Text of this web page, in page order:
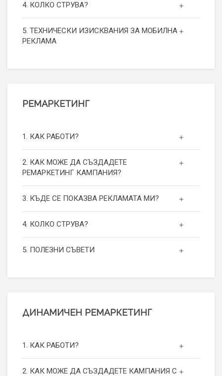
4. КОЛКО СТРУВА?
5. ТЕХНИЧЕСКИ ИЗИСКВАНИЯ ЗА МОБИЛНА
РЕКЛАМА
РЕМАРКЕТИНГ
1. КАК РАБОТИ?
2. КАК МОЖЕ ДА СЪЗДАДЕТЕ
РЕМАРКЕТИНГ КАМПАНИЯ?
3. КЪДЕ СЕ ПОКАЗВА РЕКЛАМАТА МИ?
4. КОЛКО СТРУВА?
5. ПОЛЕЗНИ СЪВЕТИ
ДИНАМИЧЕН РЕМАРКЕТИНГ
1. КАК РАБОТИ?
2. КАК МОЖЕ ДА СЪЗДАДЕТЕ КАМПАНИЯ С